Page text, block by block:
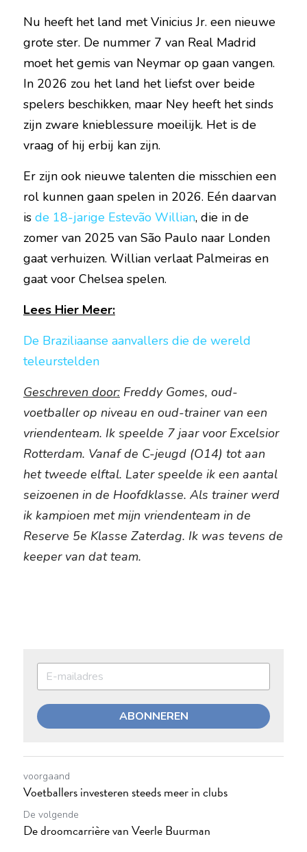
Nu heeft het land met Vinicius Jr. een nieuwe
grote ster. De nummer 7 van Real Madrid
moet het gemis van Neymar op gaan vangen.
In 2026 zou het land het liefst over beide
spelers beschikken, maar Ney heeft het sinds
zijn zware knieblessure moeilijk. Het is de
vraag of hij erbij kan zijn.
Er zijn ook nieuwe talenten die misschien een
rol kunnen gaan spelen in 2026. Eén daarvan
is de 18-jarige Estevão Willian, die in de
zomer van 2025 van São Paulo naar Londen
gaat verhuizen. Willian verlaat Palmeiras en
gaat voor Chelsea spelen.
Lees Hier Meer:
De Braziliaanse aanvallers die de wereld
teleurstelden
Geschreven door: Freddy Gomes, oud-
voetballer op niveau en oud-trainer van een
vriendenteam. Ik speelde 7 jaar voor Excelsior
Rotterdam. Vanaf de C-jeugd (O14) tot aan
het tweede elftal. Later speelde ik een aantal
seizoenen in de Hoofdklasse. Als trainer werd
ik kampioen met mijn vriendenteam in de
Reserve 5e Klasse Zaterdag. Ik was tevens de
keeper van dat team.
ABONNEREN
voorgaand
Voetballers investeren steeds meer in clubs
De volgende
De droomcarrière van Veerle Buurman